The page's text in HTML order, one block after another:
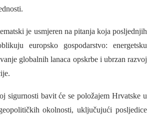
je usmjeren na pitanja koja posljednjih
europsko gospodarstvo: energetsku
globalnih lanaca opskrbe i ubrzan razvoj
sigurnosti bavit će se položajem Hrvatske u
okolnosti, uključujući posljedice